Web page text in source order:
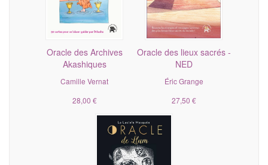
Oracle des Archives
Akashiques
Camille Vernat
28,00 €
Oracle des lieux sacrés -
NED
Éric Grange
27,50 €